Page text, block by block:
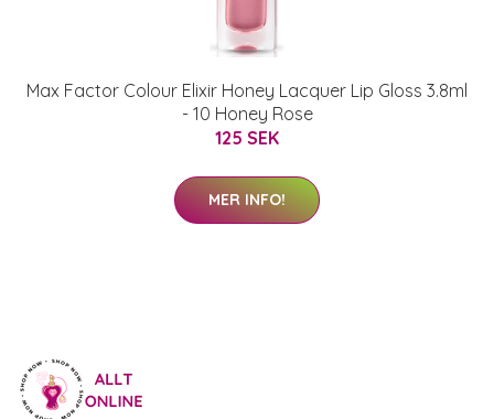
Max Factor Colour Elixir Honey Lacquer Lip Gloss 3.8ml
- 10 Honey Rose
125 SEK
MER INFO!